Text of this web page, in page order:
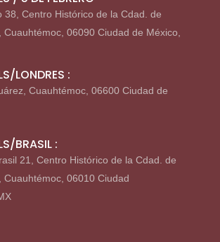
38, Centro Histórico de la Cdad. de
Cuauhtémoc, 06090 Ciudad de México,
LONDRES :
Cuauhtémoc, 06600 Ciudad de
BRASIL :
21, Centro Histórico de la Cdad. de
Cuauhtémoc, 06010 Ciudad